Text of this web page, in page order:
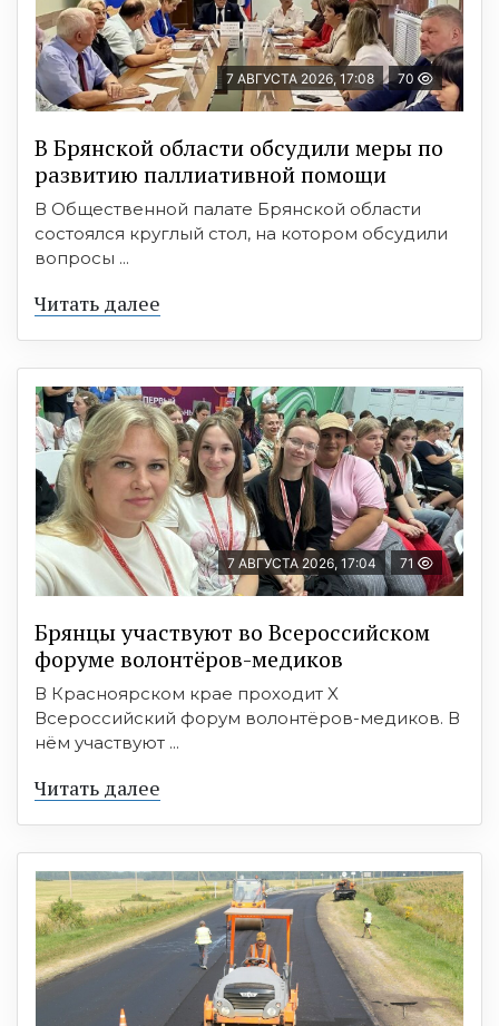
7 АВГУСТА 2026, 17:08 70
В Брянской области обсудили меры по
развитию паллиативной помощи
В Общественной палате Брянской области
состоялся круглый стол, на котором обсудили
вопросы ...
Читать далее
7 АВГУСТА 2026, 17:04 71
Брянцы участвуют во Всероссийском
форуме волонтёров-медиков
В Красноярском крае проходит X
Всероссийский форум волонтёров-медиков. В
нём участвуют ...
Читать далее